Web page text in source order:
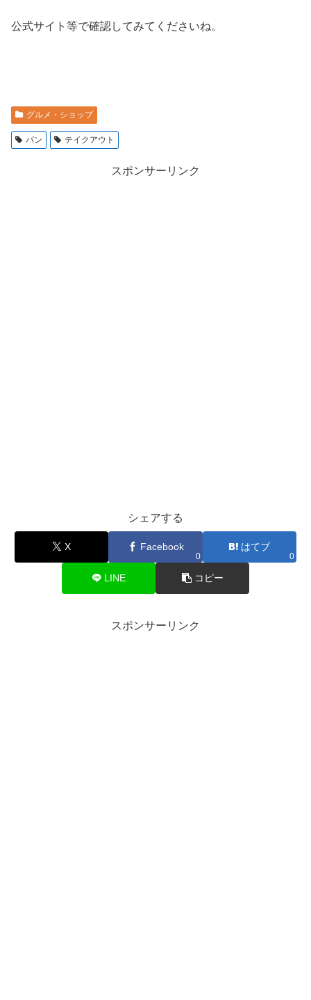
公式サイト等で確認してみてくださいね。
グルメ・ショップ
パン テイクアウト
スポンサーリンク
シェアする
X Facebook
0
はてブ
0
LINE コピー
スポンサーリンク